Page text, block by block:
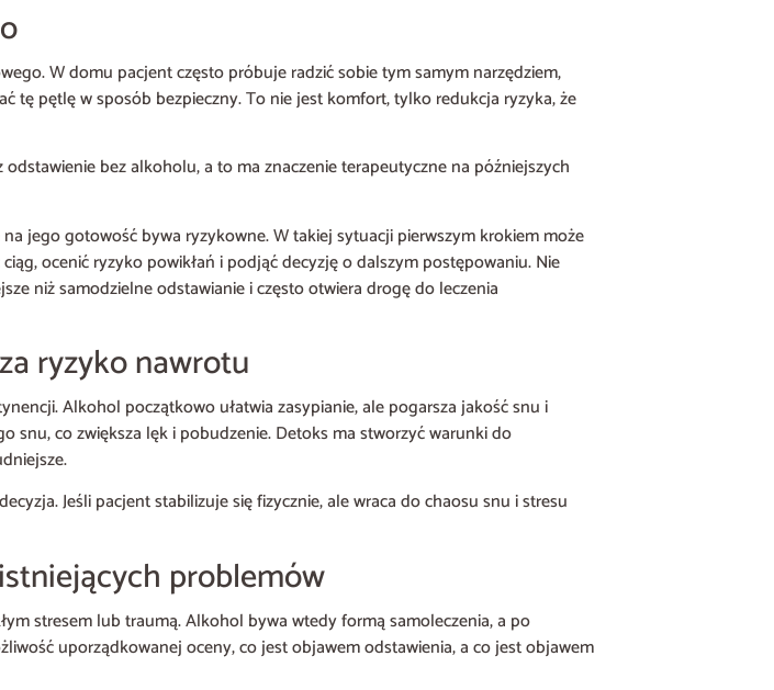
W domu pacjent często próbuje radzić sobie tym samym narzędziem,
tę pętlę w sposób bezpieczny. To nie jest komfort, tylko redukcja ryzyka, że
bez alkoholu, a to ma znaczenie terapeutyczne na późniejszych
jego gotowość bywa ryzykowne. W takiej sytuacji pierwszym krokiem może
ocenić ryzyko powikłań i podjąć decyzję o dalszym postępowaniu. Nie
niż samodzielne odstawianie i często otwiera drogę do leczenia
ryzyko nawrotu
Alkohol początkowo ułatwia zasypianie, ale pogarsza jakość snu i
snu, co zwiększa lęk i pobudzenie. Detoks ma stworzyć warunki do
Jeśli pacjent stabilizuje się fizycznie, ale wraca do chaosu snu i stresu
problemów
stresem lub traumą. Alkohol bywa wtedy formą samoleczenia, a po
uporządkowanej oceny, co jest objawem odstawienia, a co jest objawem